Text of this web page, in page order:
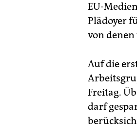
EU-
Plädoyer
von
Auf die
Freitag.
darf